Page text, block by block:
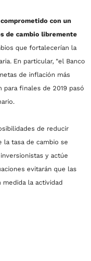
con un
de cambio libremente
que fortalecerían la
En particular, "el Banco
de inflación más
finales de 2019 pasó
de reducir
la tasa de cambio se
y actúe
evitarán que las
la actividad